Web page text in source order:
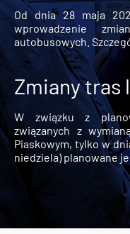
Od dnia 28 maja
wprowadzenie
autobusowych.
Zmiany tras
W związku z
związanych z
Piaskowym, tylko w
niedziela) planowane